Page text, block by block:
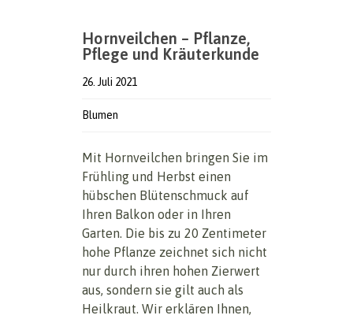
Hornveilchen – Pflanze,
Pflege und Kräuterkunde
26. Juli 2021
Blumen
Mit Hornveilchen bringen Sie im
Frühling und Herbst einen
hübschen Blütenschmuck auf
Ihren Balkon oder in Ihren
Garten. Die bis zu 20 Zentimeter
hohe Pflanze zeichnet sich nicht
nur durch ihren hohen Zierwert
aus, sondern sie gilt auch als
Heilkraut. Wir erklären Ihnen,